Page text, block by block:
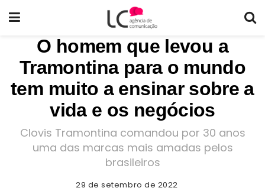
O homem que levou a
Tramontina para o mundo
tem muito a ensinar sobre a
vida e os negócios
Clovis Tramontina comandou por 30 anos
uma das marcas mais amadas pelos
brasileiros
29 de setembro de 2022